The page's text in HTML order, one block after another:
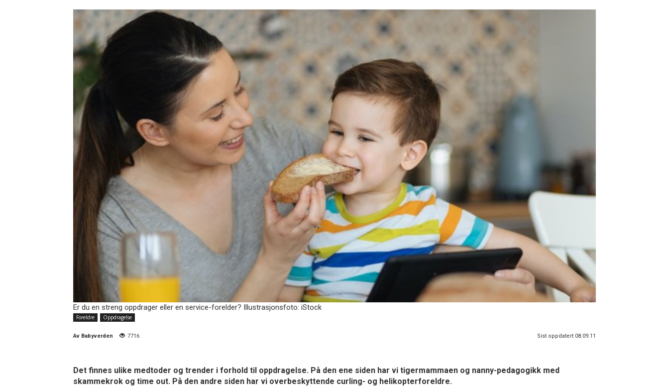
Er du en streng oppdrager eller en service-forelder? Illustrasjonsfoto: iStock
Foreldre Oppdragelse
Av Babyverden 7716 Sist oppdatert 08.09.11
Det finnes ulike medtoder og trender i forhold til oppdragelse. På den ene siden har vi tigermammaen og nanny-pedagogikk med
skammekrok og time out. På den andre siden har vi overbeskyttende curling- og helikopterforeldre.